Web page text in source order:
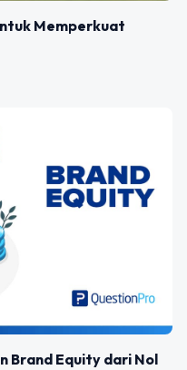
Memperkuat
Brand Equity dari Nol